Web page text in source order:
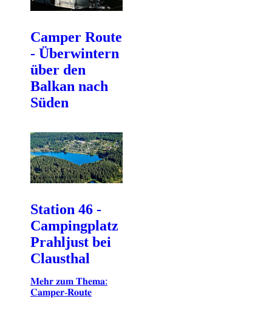
Camper Route
- Überwintern
über den
Balkan nach
Süden
Station 46 -
Campingplatz
Prahljust bei
Clausthal
𝐌𝐞𝐡𝐫 𝐳𝐮𝐦 𝐓𝐡𝐞𝐦𝐚:
𝐂𝐚𝐦𝐩𝐞𝐫-𝐑𝐨𝐮𝐭𝐞